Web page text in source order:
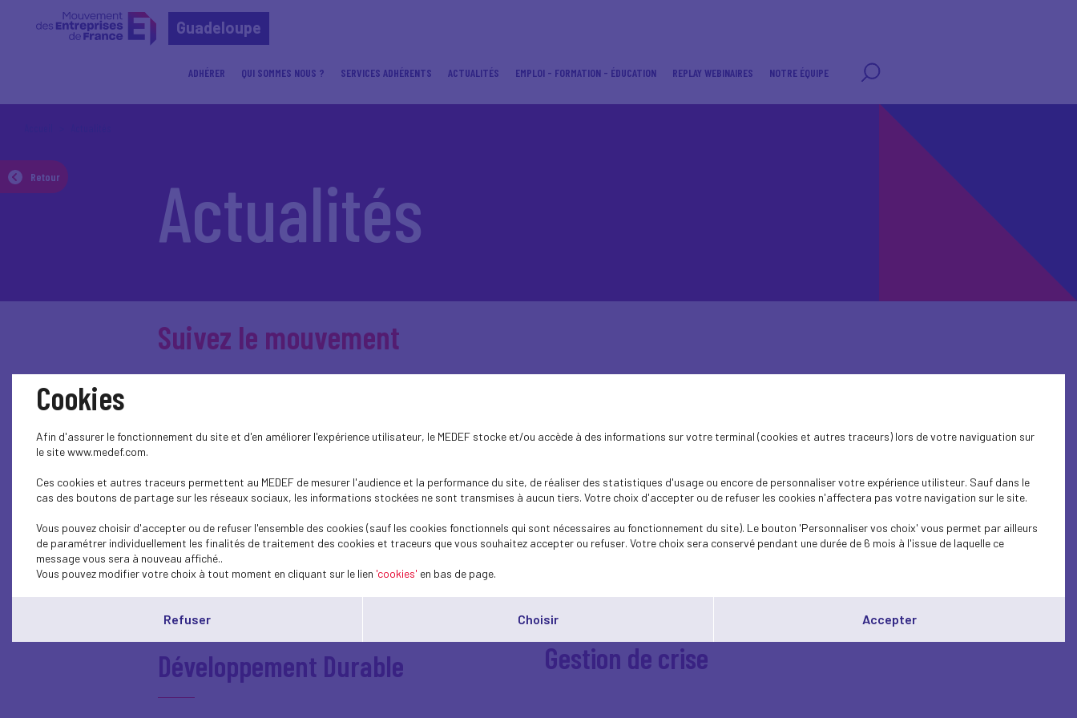
Guadeloupe
ADHÉRER QUI SOMMES NOUS ? SERVICES ADHÉRENTS ACTUALITÉS EMPLOI - FORMATION - ÉDUCATION REPLAY WEBINAIRES NOTRE ÉQUIPE
Retour Actualités
Suivez le mouvement
Conjoncture
Déjeuner de l'entrepreneur
Développement Durable
Dialogue Social
Emploi - Compétences
Événement
Gestion de crise
Cookies
Afin d'assurer le fonctionnement du site et d'en améliorer l'expérience utilisateur, le MEDEF stocke et/ou accède à des informations sur votre terminal (cookies et autres traceurs) lors de votre naviguation sur
le site www.medef.com.
Ces cookies et autres traceurs permettent au MEDEF de mesurer l'audience et la performance du site, de réaliser des statistiques d'usage ou encore de personnaliser votre expérience utilisteur. Sauf dans le
cas des boutons de partage sur les réseaux sociaux, les informations stockées ne sont transmises à aucun tiers. Votre choix d'accepter ou de refuser les cookies n'affectera pas votre navigation sur le site.
Vous pouvez choisir d'accepter ou de refuser l'ensemble des cookies (sauf les cookies fonctionnels qui sont nécessaires au fonctionnement du site). Le bouton 'Personnaliser vos choix' vous permet par ailleurs
de paramétrer individuellement les finalités de traitement des cookies et traceurs que vous souhaitez accepter ou refuser. Votre choix sera conservé pendant une durée de 6 mois à l'issue de laquelle ce
message vous sera à nouveau affiché..
Vous pouvez modifier votre choix à tout moment en cliquant sur le lien 'cookies' en bas de page.
Refuser Choisir Accepter